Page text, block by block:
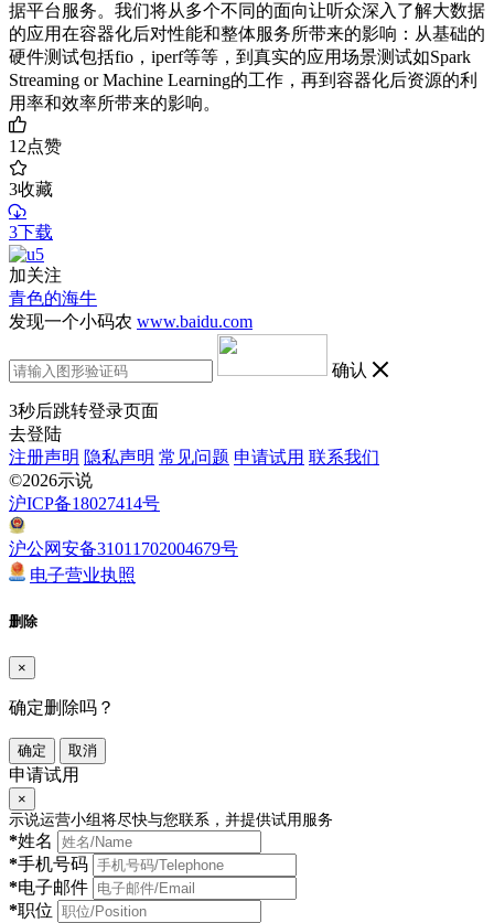
据平台服务。我们将从多个不同的面向让听众深入了解大数据
的应用在容器化后对性能和整体服务所带来的影响：从基础的
硬件测试包括fio，iperf等等，到真实的应用场景测试如Spark
Streaming or Machine Learning的工作，再到容器化后资源的利
用率和效率所带来的影响。
12点赞
3收藏
3下载
加关注
青色的海牛
发现一个小码农 www.baidu.com
确认
3秒后跳转登录页面
去登陆
注册声明 隐私声明 常见问题 申请试用 联系我们
©2026示说
沪ICP备18027414号
沪公网安备31011702004679号
电子营业执照
删除
×
确定删除吗？
确定 取消
申请试用
×
示说运营小组将尽快与您联系，并提供试用服务
*姓名
*手机号码
*电子邮件
*职位